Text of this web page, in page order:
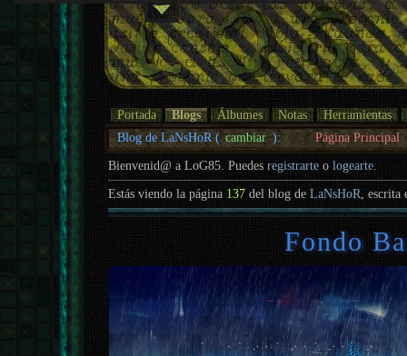
Portada Blogs Álbumes Notas
Herramientas
Blog de LaNsHoR ( cambiar ): Página Principal
Bienvenid@ a LoG85. Puedesregistrarte ologearte.
Estás viendo la página 137 del blog deLaNsHoR ,
Fondo